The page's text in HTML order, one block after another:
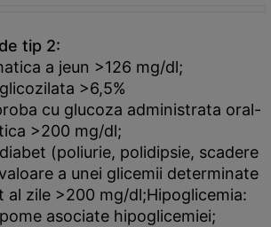
tip 2:
a jeun >126 mg/dl;
>6,5%
cu glucoza administrata oral-
>200 mg/dl;
(poliurie, polidipsie, scadere
a unei glicemii determinate
al zile >200 mg/dl;Hipoglicemia:
asociate hipoglicemiei;